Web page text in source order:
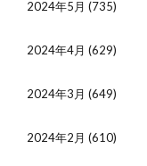
2024年5月 (735)
2024年4月 (629)
2024年3月 (649)
2024年2月 (610)